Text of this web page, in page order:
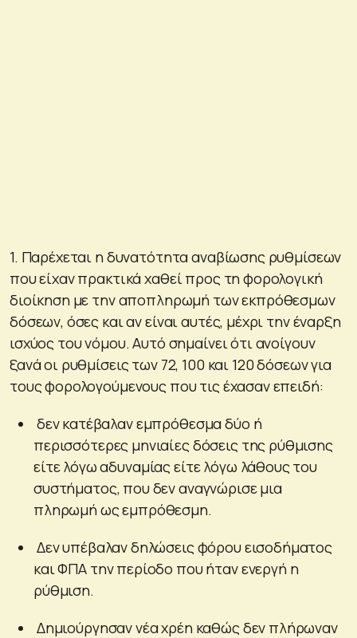
1. Παρέχεται η δυνατότητα αναβίωσης ρυθμίσεων
που είχαν πρακτικά χαθεί προς τη φορολογική
διοίκηση με την αποπληρωμή των εκπρόθεσμων
δόσεων, όσες και αν είναι αυτές, μέχρι την έναρξη
ισχύος του νόμου. Αυτό σημαίνει ότι ανοίγουν
ξανά οι ρυθμίσεις των 72, 100 και 120 δόσεων για
τους φορολογούμενους που τις έχασαν επειδή:
δεν κατέβαλαν εμπρόθεσμα δύο ή
περισσότερες μηνιαίες δόσεις της ρύθμισης
είτε λόγω αδυναμίας είτε λόγω λάθους του
συστήματος, που δεν αναγνώρισε μια
πληρωμή ως εμπρόθεσμη.
Δεν υπέβαλαν δηλώσεις φόρου εισοδήματος
και ΦΠΑ την περίοδο που ήταν ενεργή η
ρύθμιση.
Δημιούργησαν νέα χρέη καθώς δεν πλήρωναν